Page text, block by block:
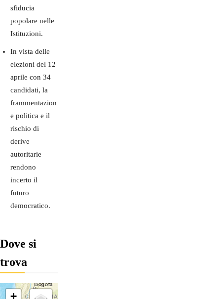
sfiducia
popolare nelle
Istituzioni.
In vista delle
elezioni del 12
aprile con 34
candidati, la
frammentazion
e politica e il
rischio di
derive
autoritarie
rendono
incerto il
futuro
democratico.
Dove si
trova